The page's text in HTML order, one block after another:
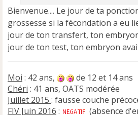
Bienvenue.... Le jour de ta
grossesse si la fécondation a eu
jour de ton transfert, ton
jour de ton test, ton embryon
Moi : 42 ans,
de 12 et 14 ans
Chéri : 41 ans, OATS modérée
Juillet 2015 : fausse couche
FIV Juin 2016 :
(absence